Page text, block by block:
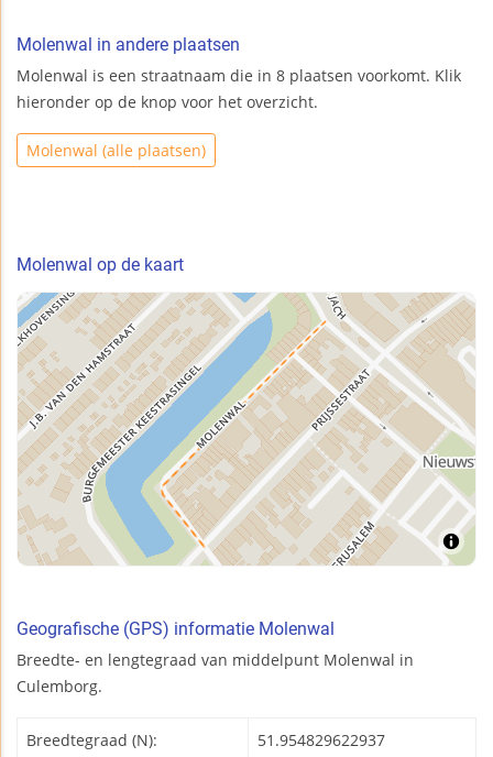
Molenwal in andere plaatsen
Molenwal is een straatnaam die in 8 plaatsen voorkomt. Klik
hieronder op de knop voor het overzicht.
Molenwal (alle plaatsen)
Molenwal op de kaart
Geografische (GPS) informatie Molenwal
Breedte- en lengtegraad van middelpunt Molenwal in
Culemborg.
Breedtegraad (N): 51.954829622937